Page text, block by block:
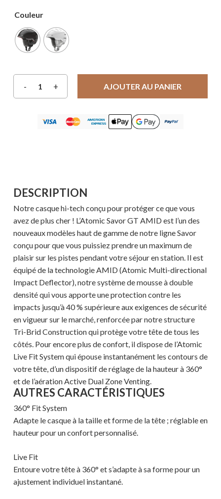
Couleur
AJOUTER AU PANIER
DESCRIPTION
Notre casque hi-tech conçu pour protéger ce que vous
avez de plus cher ! L’Atomic Savor GT AMID est l’un des
nouveaux modèles haut de gamme de notre ligne Savor
conçu pour que vous puissiez prendre un maximum de
plaisir sur les pistes pendant votre séjour en station. Il est
équipé de la technologie AMID (Atomic Multi-directional
Impact Deflector), notre système de mousse à double
densité qui vous apporte une protection contre les
impacts jusqu’à 40 % supérieure aux exigences de sécurité
en vigueur sur le marché, renforcée par notre structure
Tri-Brid Construction qui protège votre tête de tous les
côtés. Pour encore plus de confort, il dispose de l’Atomic
Live Fit System qui épouse instantanément les contours de
votre tête, d’un dispositif de réglage de la hauteur à 360°
et de l’aération Active Dual Zone Venting.
AUTRES CARACTÉRISTIQUES
360° Fit System
Adapte le casque à la taille et forme de la tête ; réglable en
hauteur pour un confort personnalisé.
Live Fit
Entoure votre tête à 360° et s’adapte à sa forme pour un
ajustement individuel instantané.